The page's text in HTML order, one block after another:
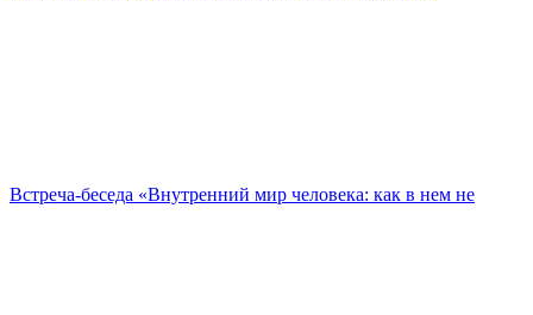
Встреча-беседа «Внутренний мир человека: как в нем не